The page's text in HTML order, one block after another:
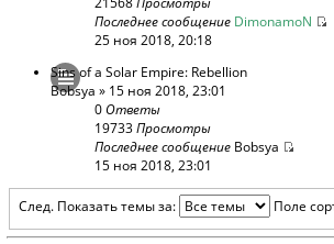
Последнее сообщение DimonamoN
25 ноя 2018, 20:18
Sins of a Solar Empire: Rebellion
Bobsya » 15 ноя 2018, 23:01
0Ответы
19733Просмотры
Последнее сообщение Bobsya
15 ноя 2018, 23:01
След. Показать темы за: Поле